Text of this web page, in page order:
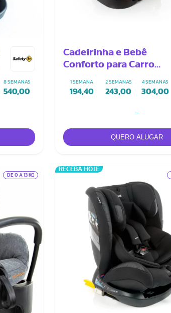
8 SEMANAS
540,00
Cadeirinha e Bebê
Conforto para Carro
1 SEMANA
194,40
2 SEMANAS
243,00
4 SEMANAS
304,00
-
DE 0 A 13 KG
RECEBA HOJE